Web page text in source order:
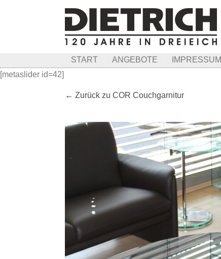
START ANGEBOTE
IMPRESSUM
[metaslider id=42]
← Zurück zu COR Couchgarnitur